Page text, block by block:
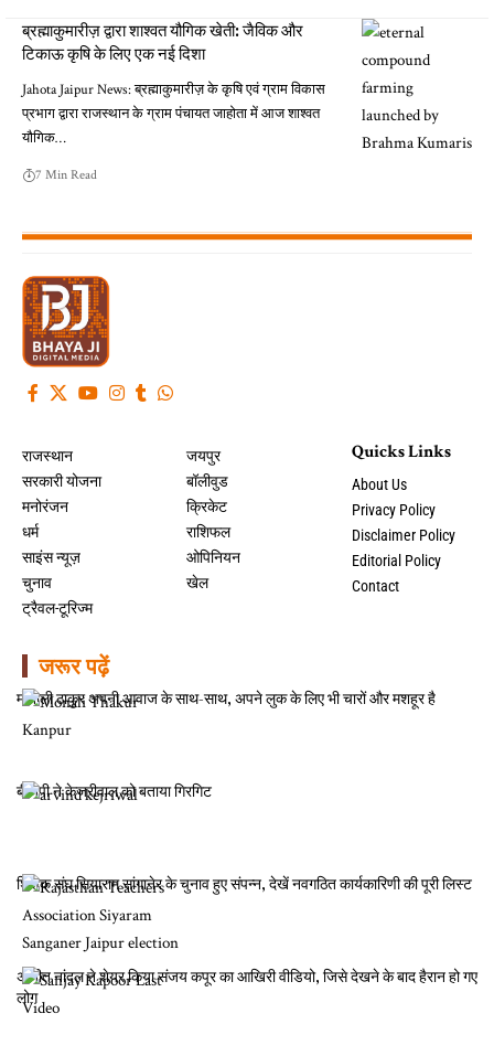
ब्रह्माकुमारीज़ द्वारा शाश्वत यौगिक खेती: जैविक और
टिकाऊ कृषि के लिए एक नई दिशा
Jahota Jaipur News: ब्रह्माकुमारीज़ के कृषि एवं ग्राम विकास
प्रभाग द्वारा राजस्थान के ग्राम पंचायत जाहोता में आज शाश्वत
यौगिक…
7 Min Read
राजस्थान
सरकारी योजना
मनोरंजन
धर्म
साइंस न्यूज़
चुनाव
ट्रैवल-टूरिज्म
जयपुर
बॉलीवुड
क्रिकेट
राशिफल
ओपिनियन
खेल
Quicks Links
About Us
Privacy Policy
Disclaimer Policy
Editorial Policy
Contact
जरूर पढ़ें
मोनाली ठाकुर अपनी आवाज के साथ-साथ, अपने लुक के लिए भी चारों और मशहूर है
बीजेपी ने केजरीवाल को बताया गिरगिट
शिक्षक संघ सियाराम सांगानेर के चुनाव हुए संपन्न, देखें नवगठित कार्यकारिणी की पूरी लिस्ट
अजीत नांदल ने शेयर किया संजय कपूर का आखिरी वीडियो, जिसे देखने के बाद हैरान हो गए
लोग